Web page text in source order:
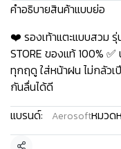
คำอธิบายสินค้าแบบย่อ
❤️ รองเท้าแตะแบบสวม รุ่
STORE ของแท้ 100% ✅
ทุกฤดู ใส่หน้าฝน ไม่กลัวเ
กันลื่นได้ดี
แบรนด์:
Aerosoftหมวด